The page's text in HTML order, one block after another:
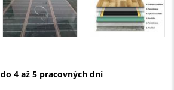
do 4 až 5 pracovných dní